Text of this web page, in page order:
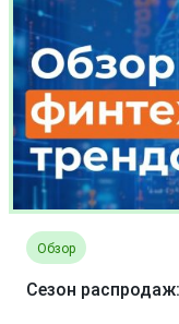
Обзор
Сезон